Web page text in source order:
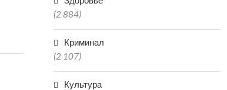
(2 884)
Криминал
(2 107)
Культура